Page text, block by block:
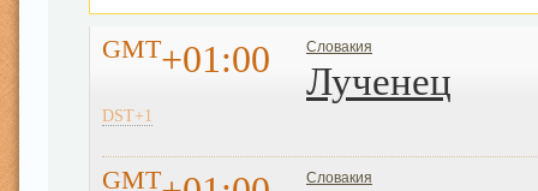
GMT+01:00
DST+1
Словакия
Лученец
GMT Словакия